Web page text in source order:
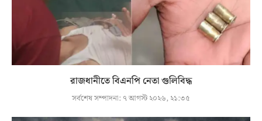
রাজধানীতে বিএনপি নেতা গুলিবিদ্ধ
সর্বশেষ সম্পাদনা: ৭ আগস্ট ২০২৬, ২১:৩৫